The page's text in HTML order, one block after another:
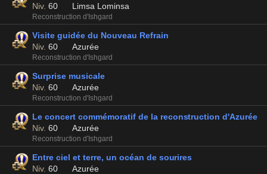
Niv. 60 Limsa Lominsa
Reconstruction d'Ishgard
Visite guidée du Nouveau Refrain
Niv. 60 Azurée
Reconstruction d'Ishgard
Surprise musicale
Niv. 60 Azurée
Reconstruction d'Ishgard
Le concert commémoratif de la reconstruction d'Azurée
Niv. 60 Azurée
Reconstruction d'Ishgard
Entre ciel et terre, un océan de sourires
Niv. 60 Azurée